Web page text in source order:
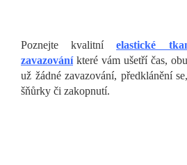
Poznejte kvalitníelastické
zavazováníkteré vám ušetří čas,
už žádné zavazování, předklánění
šňůrky či zakopnutí.